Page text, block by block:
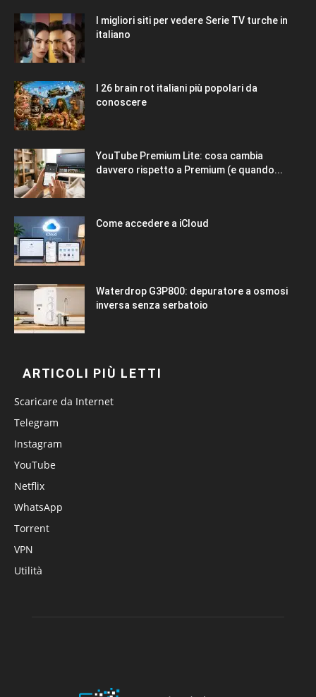
I migliori siti per vedere Serie TV turche in
italiano
I 26 brain rot italiani più popolari da
conoscere
YouTube Premium Lite: cosa cambia
davvero rispetto a Premium (e quando...
Come accedere a iCloud
Waterdrop G3P800: depuratore a osmosi
inversa senza serbatoio
ARTICOLI PIÙ LETTI
Scaricare da Internet
Telegram
Instagram
YouTube
Netflix
WhatsApp
Torrent
VPN
Utilità